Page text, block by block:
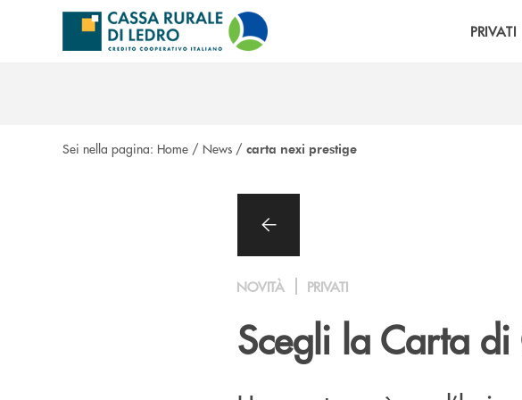
Salta al contenuto principale
PRIVATI
Sei nella pagina: Home / News / carta nexi prestige
NOVITÀ PRIVATI
Scegli la Carta